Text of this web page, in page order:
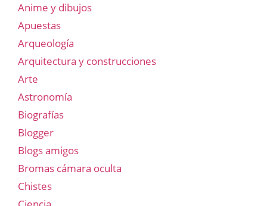
Anime y dibujos
Apuestas
Arqueología
Arquitectura y construcciones
Arte
Astronomía
Biografías
Blogger
Blogs amigos
Bromas cámara oculta
Chistes